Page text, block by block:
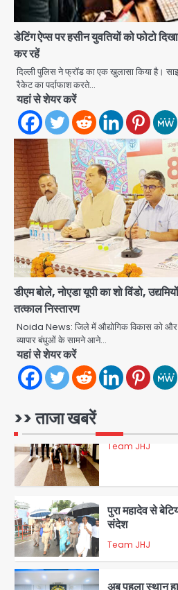
डेटिंग ऐप्स पर हसीन युवतियों को फोटो
कर रहें
दिल्ली पुलिस ने फ्राॅड का एक खुलासा किया है।
रैकेट का पर्दाफाश करते…
यहां से शेयर करें
डीएम बोले, नोएडा यूपी का शो विंडो,
तत्काल निस्तारण
Noida News: जिले में औद्योगिक विकास को और
व्यापार बंधुओं के सामने आने…
यहां से शेयर करें
>> ताजा खबरें
2
Team JHJ
3
28 साल बाद
फरार आरोपी
Team JHJ
डबल मर्डर का
के हत्थे
Team JHJ
5
रोहित चौधरी गैंग
से गिरफ्तार
1
2
अब पहला स्थान
Team JHJ